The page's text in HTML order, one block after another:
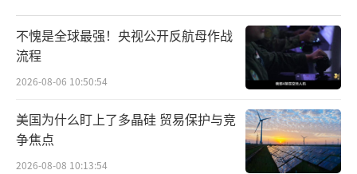
不愧是全球最强！央视公开反航母作战
流程
2026-08-06 10:50:54
美国为什么盯上了多晶硅 贸易保护与竞
争焦点
2026-08-08 10:13:54